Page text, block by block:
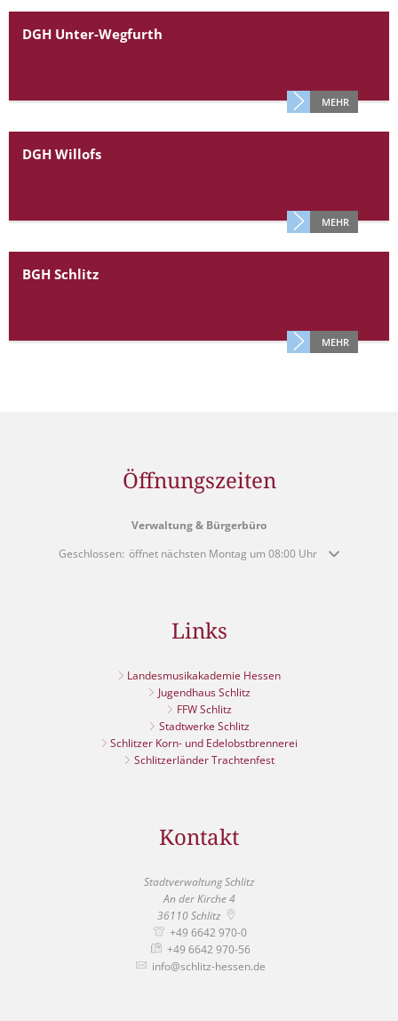
DGH Unter-Wegfurth
MEHR
DGH Willofs
MEHR
BGH Schlitz
MEHR
Öffnungszeiten
Verwaltung & Bürgerbüro
Klicken, um weitere Öffnungs- oder Schließzeiten auszublenden
Geschlossen: öffnet nächsten Montag um 08:00 Uhr
Links
Landesmusikakademie Hessen
Jugendhaus Schlitz
FFW Schlitz
Stadtwerke Schlitz
Schlitzer Korn- und Edelobstbrennerei
Schlitzerländer Trachtenfest
Kontakt
Stadtverwaltung Schlitz
An der Kirche 4
36110 Schlitz
+49 6642 970-0
+49 6642 970-56
info@schlitz-hessen.de